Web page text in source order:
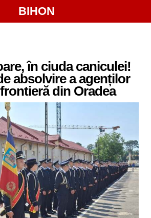
BIHON
în ciuda caniculei!
absolvire a agenților
din Oradea